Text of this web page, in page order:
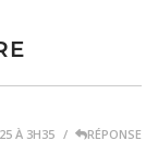
À 3H35 RÉPONSE